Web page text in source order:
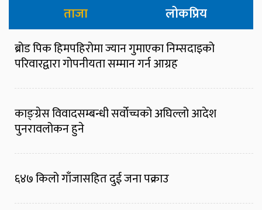
ताजा लोकप्रिय
ब्रोड पिक हिमपहिरोमा ज्यान गुमाएका निम्सदाइको
परिवारद्वारा गोपनीयता सम्मान गर्न आग्रह
काङ्ग्रेस विवादसम्बन्धी सर्वोच्चको अघिल्लो आदेश
पुनरावलोकन हुने
६४७ किलो गाँजासहित दुई जना पक्राउ